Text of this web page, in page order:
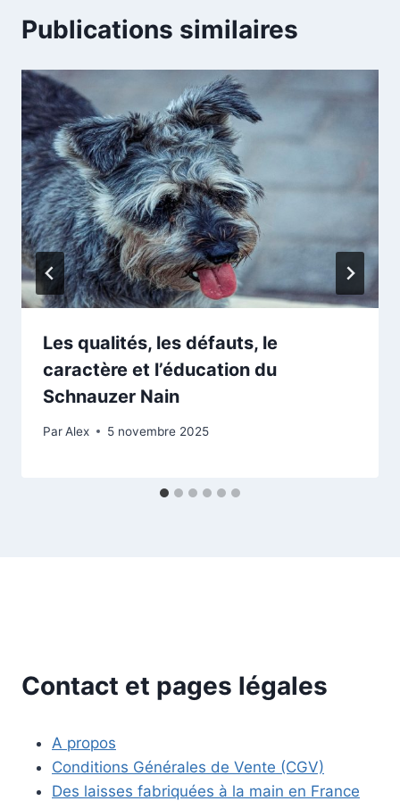
Publications similaires
Les qualités, les défauts, le
caractère et l’éducation du
Schnauzer Nain
ParAlex 5 novembre 2025
Contact et pages légales
A propos
Conditions Générales de Vente (CGV)
Des laisses fabriquées à la main en France